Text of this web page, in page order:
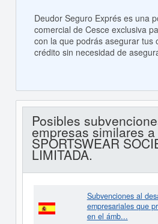
Deudor Seguro Exprés es una
comercial de Cesce exclusiva
con la que podrás asegurar tus
crédito sin necesidad de
Posibles
empresas similares a
SPORTSWEAR
LIMITADA.
Subvenciones al
empresariales que
en el ámb...